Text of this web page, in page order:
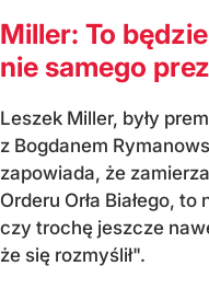
Miller: To
nie samego
Leszek Miller, były
z Bogdanem
zapowiada, że
Orderu Orła Białego,
czy trochę jeszcze
że się rozmyślił".